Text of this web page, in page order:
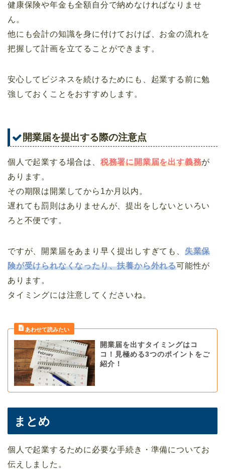
健康保険や年金も全額自分で納めなければなりませ
ん。
他にも会計の知識を身に付けておけば、お金の流れを
把握して計画を立てることができます。
安心してビジネスを続けるためにも、起業する前に勉
強しておくことをおすすめします。
開業届を提出する際の注意点
個人で起業する場合は、 税務署に開業届を出す義務が
あります。
その期限は開業してから1か月以内。
遅れても罰則はありませんが、提出をしないといろい
ろと不便です。
ですが、開業届をあまり早く提出しすぎても、 失業保
険が受けられなくなったり、扶養から外れる可能性が
あります。
タイミングには注意してくださいね。
開業届を出すタイミングはコ
コ！見極める3つのポイントをご
紹介！
まとめ
個人で起業するために必要な手続き・準備についてお
伝えしました。